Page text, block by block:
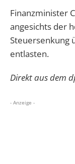
Finanzminister
angesichts der
Steuersenkung
entlasten.
Direkt aus dem
- Anzeige -